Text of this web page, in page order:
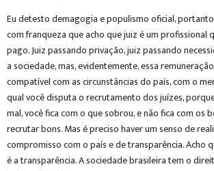
Eu detesto demagogia e populismo oficial,
com franqueza que acho que juiz é um profissional
pago. Juiz passando privação, juiz passando
a sociedade, mas, evidentemente, essa
compatível com as circunstâncias do país, com o
qual você disputa o recrutamento dos juízes,
mal, você fica com o que sobrou, e não fica com os
recrutar bons. Mas é preciso haver um senso de
compromisso com o país e de transparência. Acho
é a transparência. A sociedade brasileira tem o